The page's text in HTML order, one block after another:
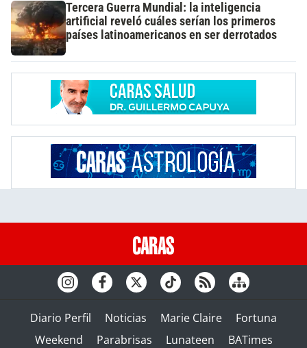
Tercera Guerra Mundial: la inteligencia
artificial reveló cuáles serían los primeros
países latinoamericanos en ser derrotados
Diario Perfil Noticias Marie Claire
Fortuna
Weekend
Parabrisas Lunateen BATimes